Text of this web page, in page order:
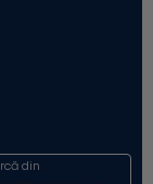
| ©OpenStreetMap
din